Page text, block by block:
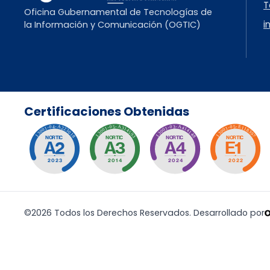
Oficina Gubernamental de Tecnologías de
la Información y Comunicación (OGTIC)
Certificaciones Obtenidas
©2026 Todos los Derechos Reservados. Desarrollado por